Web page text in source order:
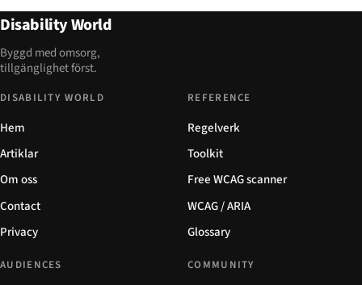
Disability World
Byggd med omsorg,
tillgänglighet först.
DISABILITY WORLD
Hem
Artiklar
Om oss
Contact
Privacy
REFERENCE
Regelverk
Toolkit
Free WCAG scanner
WCAG / ARIA
Glossary
AUDIENCES COMMUNITY